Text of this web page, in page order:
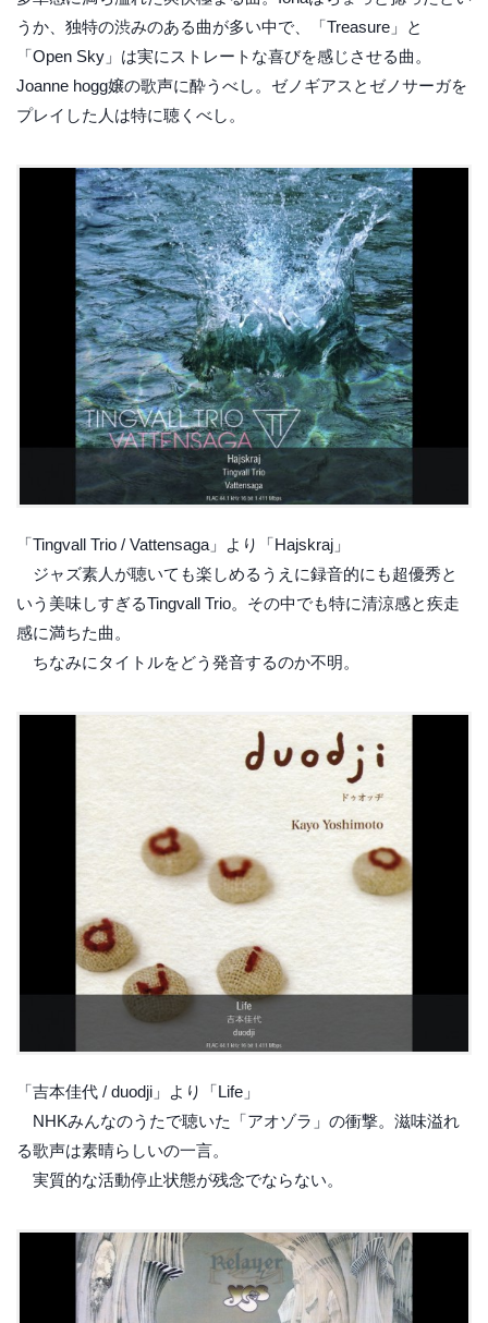
うか、独特の渋みのある曲が多い中で、「Treasure」と
「Open Sky」は実にストレートな喜びを感じさせる曲。
Joanne hogg嬢の歌声に酔うべし。ゼノギアスとゼノサーガを
プレイした人は特に聴くべし。
「Tingvall Trio / Vattensaga」より「Hajskraj」
ジャズ素人が聴いても楽しめるうえに録音的にも超優秀と
いう美味しすぎるTingvall Trio。その中でも特に清涼感と疾走
感に満ちた曲。
ちなみにタイトルをどう発音するのか不明。
「吉本佳代 / duodji」より「Life」
NHKみんなのうたで聴いた「アオゾラ」の衝撃。滋味溢れ
る歌声は素晴らしいの一言。
実質的な活動停止状態が残念でならない。